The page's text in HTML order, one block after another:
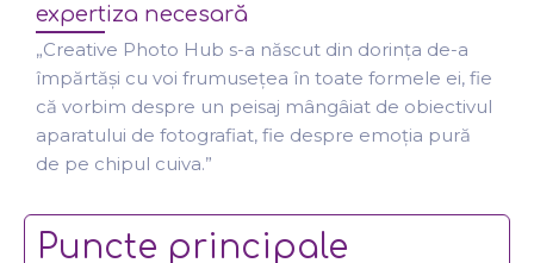
expertiza necesară
„Creative Photo Hub s-a născut din dorința de-a
împărtăși cu voi frumusețea în toate formele ei, fie
că vorbim despre un peisaj mângâiat de obiectivul
aparatului de fotografiat, fie despre emoția pură
de pe chipul cuiva.”
Puncte principale